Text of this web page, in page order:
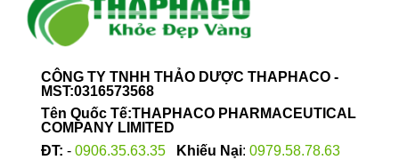
phẩm
CÔNG TY TNHH THẢO DƯỢC THAPHACO -
MST:0316573568
Tên Quốc Tế:THAPHACO PHARMACEUTICAL
COMPANY LIMITED
ĐT: - 0906.35.63.35 Khiếu Nại: 0979.58.78.63